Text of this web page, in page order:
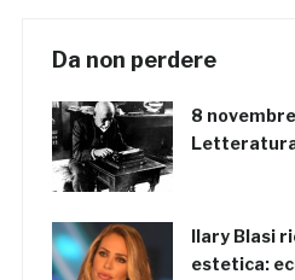
Da non perdere
8
Ilary Blasi
estetica: